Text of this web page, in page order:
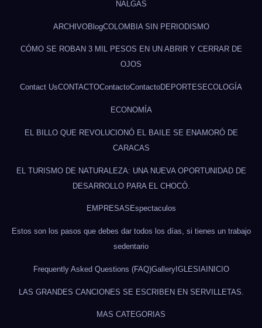
NALGAS
ARCHIVOBlogCOLOMBIA SIN PERIODISMO
CÓMO SE ROBAN 3 MIL PESOS EN UN ABRIR Y CERRAR DE
OJOS
Contact UsCONTACTOContactoContactoDEPORTES ECOLOGÍA
ECONOMÍA
EL BILLO QUE REVOLUCIONÓ EL BAILE SE ENAMORÓ DE
CARACAS
EL TURISMO DE NATURALEZA: UNA NUEVA OPORTUNIDAD DE
DESARROLLO PARA EL CHOCÓ.
EMPRESAS Espectaculos
Estos son los pasos que debes dar todos los días, si tienes un trabajo
sedentario
Frequently Asked Questions (FAQ)GalleryIGLESIA INICIO
LAS GRANDES CANCIONES SE ESCRIBEN EN SERVILLETAS.
MAS CATEGORIAS